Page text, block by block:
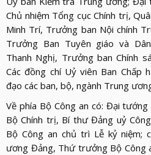
Chủ nhiệm Tổng cục Chính trị,
Minh Trí, Trưởng ban Nội chính
Trưởng Ban Tuyên giáo và
Thanh Nghị, Trưởng ban Chính
Các đồng chí Uỷ viên Ban Chấp
đạo các ban, bộ, ngành Trung
Về phía Bộ Công an có: Đại
Bộ Chính trị, Bí thư Đảng uỷ
Bộ Công an chủ trì Lễ kỷ niệm;
ương Đảng, Thứ trưởng Bộ Công